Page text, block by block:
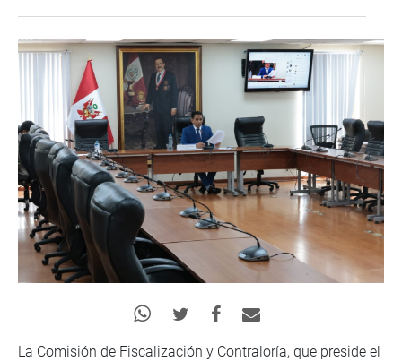
La Comisión de Fiscalización y Contraloría, que preside el